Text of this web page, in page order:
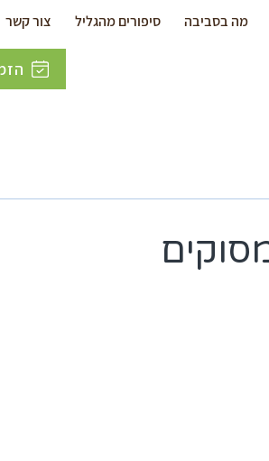
מה בסביבה סיפורים מהגליל צור קשר